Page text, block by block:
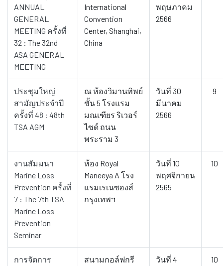
ANNUAL
GENERAL
MEETING ครั้งที่
32 : The 32nd
ASA GENERAL
MEETING
International
Convention
Center, Shanghai,
China
พฤษภาคม
2566
ประชุมใหญ่
สามัญประจำปี
ครั้งที่ 48 : 48th
TSA AGM
ณ ห้องวิมานทิพย์
ชั้น 5 โรงแรม
มณเฑียร ริเวอร์
ไซด์ ถนน
พระราม 3
วันที่ 30
มีนาคม
2566
9
งานสัมมนา
Marine Loss
Prevention ครั้งที่
7 : The 7th TSA
Marine Loss
Prevention
Seminar
ห้อง Royal
Maneeya A โรง
แรมเรเนซองส์
กรุงเทพฯ
วันที่ 10
พฤศจิกายน
2565
10
การจัดการ
สนามกอล์ฟกรี
วันที่ 4
10